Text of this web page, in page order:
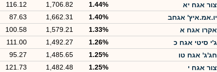
צור אגח יא 1.44%
1,706.82
116.12
יו.אמ.איץ' אגחב 1.40%
1,662.31
87.63
אקרו אגח א 1.33%
1,579.21
100.58
ג'י סיטי אגח כ 1.26%
1,492.27
111.00
חג'ג' אגח טו 1.25%
1,485.65
95.27
צור אגח י 1.25%
1,482.48
121.73